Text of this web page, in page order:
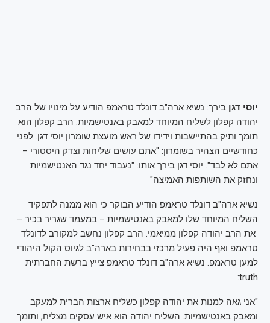
יוסי דגן בירך: נשיא ארה"ב דונלד טראמפ הודיע על מינויו של הרב
יהודה קפלון לשליח המיוחד למאבק באנטישמיות. הרב קפלון הוא
תומך ותיק בהתיישבות וידידו של ראש מועצת שומרון יוסי דגן. לפני
כחודשיים הצהיר בשומרון: "אתם עושים שליחות וצדק היסטורי –
אתם לא לבד". יוסי דגן בירך אותו: "נעבוד יחד נגד האנטישמיות
ונחזק את השותפות האמיצה"
נשיא ארה"ב דונלד טראמפ הודיע הבוקר כי הוא ממנה לתפקיד
השליח המיוחד שלו למאבק באנטישמיות – במעמד שגריר בכיר –
את הרב יהודה קפלון ממיאמי. הרב קפלון נחשב למקורב לדונלד
טראמפ ואף היה פעיל מרכזי בבחירות בארה"ב לגיוס הקול היהודי
למען טראמפ. נשיא ארה"ב דונלד טראמפ צייץ ברשת החברתית
truth:
"אני גאה למנות את יהודה קפלון כשליח ארצות הברית למעקב
ומאבק באנטישמיות. השליח יהודה הוא איש עסקים מצליח, ותומך